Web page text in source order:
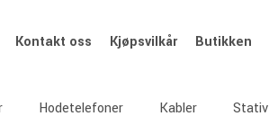
Kontakt oss Kjøpsvilkår Butikken
Hodetelefoner Kabler Stativ